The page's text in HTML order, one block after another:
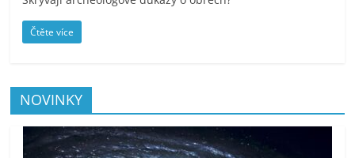
Čtěte více
NOVINKY